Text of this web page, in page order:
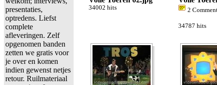
presentaties,
optredens. Liefst
complete
afleveringen. Zelf
opgenomen banden
zetten we gratis voor
je over en komen
indien gewenst netjes
retour. Ruilmateriaal
34002 hits 2
34787 hits